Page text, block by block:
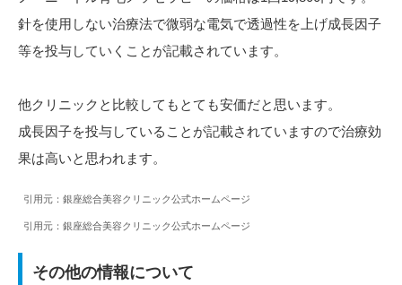
針を使用しない治療法で微弱な電気で透過性を上げ成長因子
等を投与していくことが記載されています。
他クリニックと比較してもとても安価だと思います。
成長因子を投与していることが記載されていますので治療効
果は高いと思われます。
引用元：銀座総合美容クリニック公式ホームページ
引用元：銀座総合美容クリニック公式ホームページ
その他の情報について